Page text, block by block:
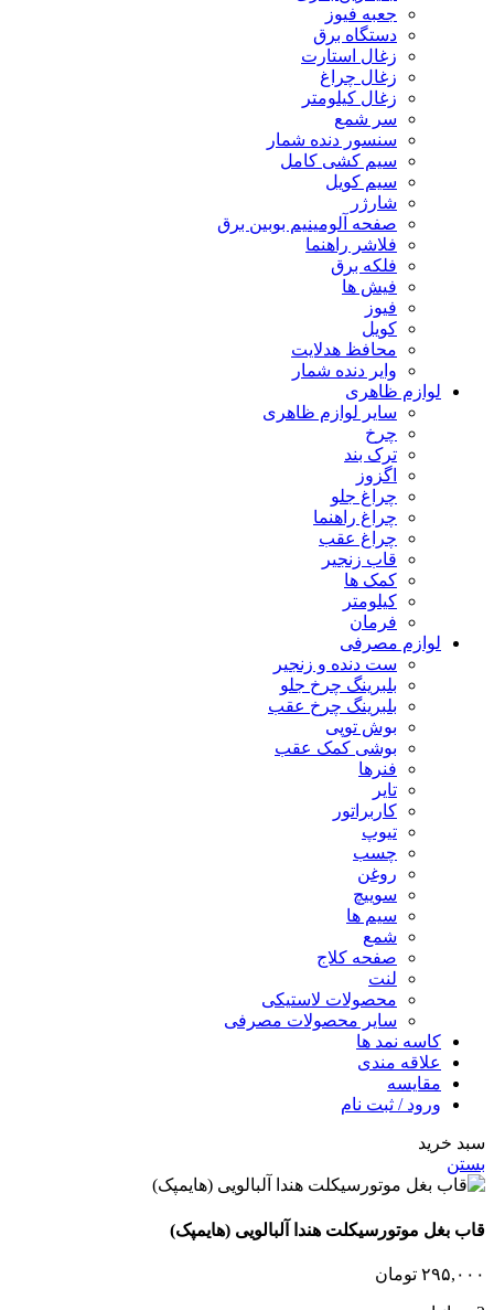
جعبه فیوز
دستگاه برق
زغال استارت
زغال چراغ
زغال کیلومتر
سر شمع
سنسور دنده شمار
سیم کشی کامل
سیم کویل
شارژر
صفحه آلومینیم بوبین برق
فلاشر راهنما
فلکه برق
فیش ها
فیوز
کویل
محافظ هدلایت
وایر دنده شمار
لوازم ظاهری
سایر لوازم ظاهری
چرخ
ترک بند
اگزوز
چراغ جلو
چراغ راهنما
چراغ عقب
قاب زنجیر
کمک ها
کیلومتر
فرمان
لوازم مصرفی
ست دنده و زنجیر
بلبرینگ چرخ جلو
بلبرینگ چرخ عقب
بوش توپی
بوشی کمک عقب
فنرها
تایر
کاربراتور
تیوپ
چسب
روغن
سوییچ
سیم ها
شمع
صفحه کلاج
لنت
محصولات لاستیکی
سایر محصولات مصرفی
کاسه نمد ها
علاقه مندی
مقایسه
ورود / ثبت نام
سبد خرید
بستن
قاب بغل موتورسیکلت هندا آلبالویی (هایمپک)
۲۹۵,۰۰۰ تومان